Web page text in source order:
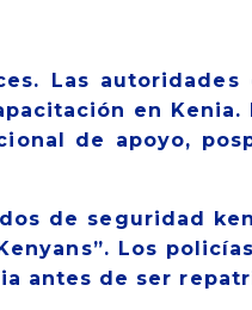
Las
en Kenia.
de apoyo,
de seguridad
Los
antes de ser